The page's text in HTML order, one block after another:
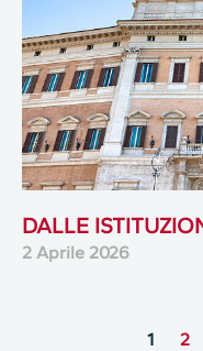
DALLE
2 Aprile 2026
1 2